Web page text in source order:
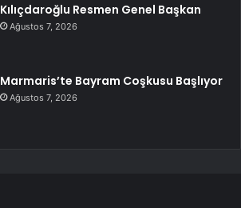
Kılıçdaroğlu Resmen Genel Başkan
Ağustos 7, 2026
Marmaris’te Bayram Coşkusu Başlıyor
Ağustos 7, 2026